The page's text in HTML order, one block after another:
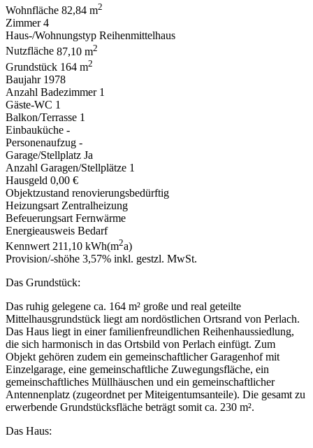
Wohnfläche 82,84 m2
Zimmer 4
Haus-/Wohnungstyp Reihenmittelhaus
Nutzfläche 87,10 m2
Grundstück 164 m2
Baujahr 1978
Anzahl Badezimmer 1
Gäste-WC 1
Balkon/Terrasse 1
Einbauküche -
Personenaufzug -
Garage/Stellplatz Ja
Anzahl Garagen/Stellplätze 1
Hausgeld 0,00 €
Objektzustand renovierungsbedürftig
Heizungsart Zentralheizung
Befeuerungsart Fernwärme
Energieausweis Bedarf
Kennwert 211,10 kWh(m2a)
Provision/-shöhe 3,57% inkl. gestzl. MwSt.
Das Grundstück:
Das ruhig gelegene ca. 164 m² große und real geteilte
Mittelhausgrundstück liegt am nordöstlichen Ortsrand von Perlach.
Das Haus liegt in einer familienfreundlichen Reihenhaussiedlung,
die sich harmonisch in das Ortsbild von Perlach einfügt. Zum
Objekt gehören zudem ein gemeinschaftlicher Garagenhof mit
Einzelgarage, eine gemeinschaftliche Zuwegungsfläche, ein
gemeinschaftliches Müllhäuschen und ein gemeinschaftlicher
Antennenplatz (zugeordnet per Miteigentumsanteile). Die gesamt zu
erwerbende Grundstücksfläche beträgt somit ca. 230 m².
Das Haus: